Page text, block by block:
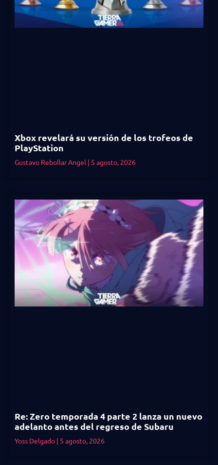
Xbox revelará su versión de los trofeos de
PlayStation
Gustavo Rebollar Angel 5 agosto, 2026
Re: Zero temporada 4 parte 2 lanza un nuevo
adelanto antes del regreso de Subaru
Yoss Delgado 5 agosto, 2026